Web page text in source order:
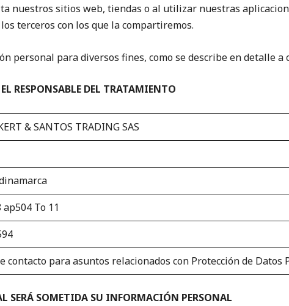
nuestros sitios web, tiendas o al utilizar nuestras
terceros con los que la compartiremos.
personal para diversos fines, como se describe en detalle a
RESPONSABLE DEL TRATAMIENTO
& SANTOS TRADING SAS
To 11
contacto para asuntos relacionados con Protección de Datos
SERÁ SOMETIDA SU INFORMACIÓN PERSONAL